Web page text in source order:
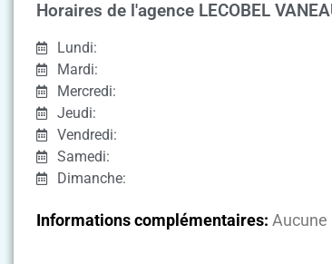
Horaires de l'agence LECOBEL
Lundi:
Mardi:
Mercredi:
Jeudi:
Vendredi:
Samedi:
Dimanche:
Informations complémentaires: Aucune